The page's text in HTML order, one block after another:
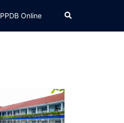
PPDB Online Cari